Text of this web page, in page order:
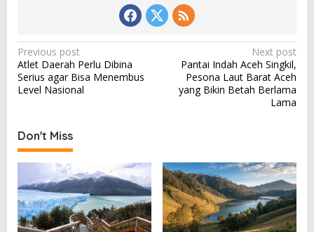
P
o
s
n
a
i
g
Previous post
Atlet Daerah Perlu Dibina
Serius agar Bisa Menembus
Level Nasional
Next post
Pantai Indah Aceh Singkil,
Pesona Laut Barat Aceh
yang Bikin Betah Berlama
Lama
Don't Miss